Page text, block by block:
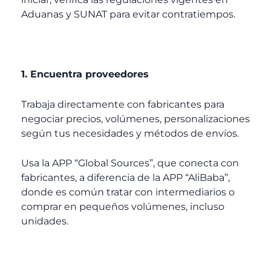
Aduanas y SUNAT para evitar contratiempos.
1. Encuentra proveedores
Trabaja directamente con fabricantes para
negociar precios, volúmenes, personalizaciones
según tus necesidades y métodos de envíos.
Usa la APP “Global Sources”, que conecta con
fabricantes, a diferencia de la APP “AliBaba”,
donde es común tratar con intermediarios o
comprar en pequeños volúmenes, incluso
unidades.